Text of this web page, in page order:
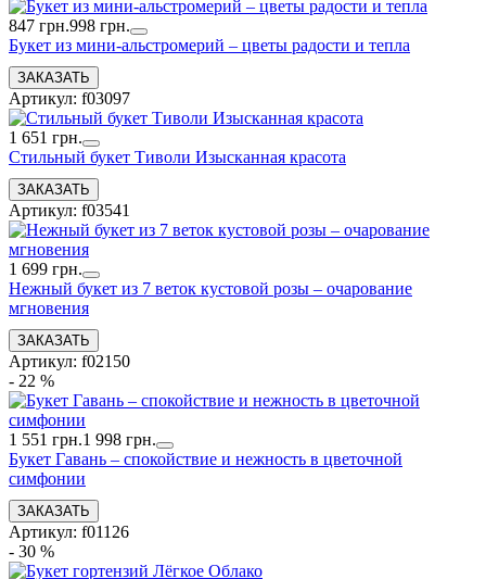
847 грн.998 грн.
Букет из мини-альстромерий – цветы радости и тепла
Артикул: f03097
1 651 грн.
Стильный букет Тиволи Изысканная красота
Артикул: f03541
1 699 грн.
Нежный букет из 7 веток кустовой розы – очарование
мгновения
Артикул: f02150
- 22 %
1 551 грн.1 998 грн.
Букет Гавань – спокойствие и нежность в цветочной
симфонии
Артикул: f01126
- 30 %